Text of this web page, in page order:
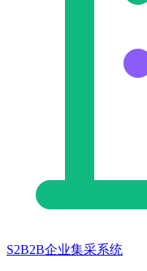
S2B2B企业集采系统